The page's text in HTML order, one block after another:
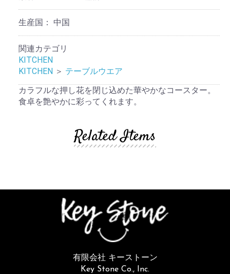
生産国： 中国
関連カテゴリ
KITCHEN
KITCHEN ＞ テーブルウエア
カラフルな押し花を閉じ込めた華やかなコースター。
食卓を艶やかに彩ってくれます。
Related Items
有限会社 キーストーン
Key Stone Co., Inc.